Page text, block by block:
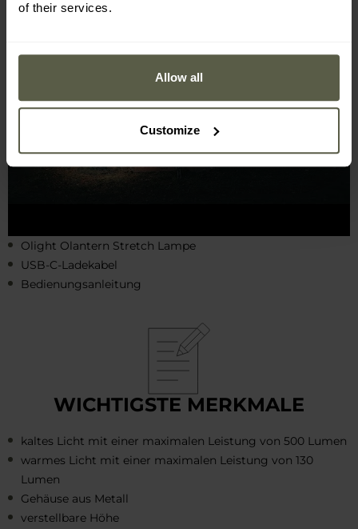
of their services.
Allow all
Customize
Olight Olantern Stretch Lampe
USB-C-Ladekabel
Bedienungsanleitung
WICHTIGSTE MERKMALE
kaltes Licht mit einer maximalen Leistung von 500 Lumen
warmes Licht mit einer maximalen Leistung von 130
Lumen
Gehäuse aus Metall
verstellbare Höhe